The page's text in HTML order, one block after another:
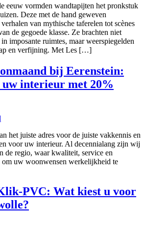
eeuw vormden wandtapijten het pronkstuk
Deze met de hand geweven
van mythische taferelen tot scènes
de gegoede klasse. Ze brachten niet
imposante ruimtes, maar weerspiegelden
en verfijning. Met Les […]
bij Eerenstein:
interieur met 20%
het juiste adres voor de juiste vakkennis en
voor uw interieur. Al decennialang zijn wij
de regio, waar kwaliteit, service en
om uw woonwensen werkelijkheid te
PVC: Wat kiest u voor